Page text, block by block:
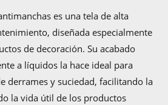
es una tela de alta
diseñada especialmente
de decoración. Su acabado
a líquidos la hace ideal para
derrames y suciedad, facilitando la
la vida útil de los productos